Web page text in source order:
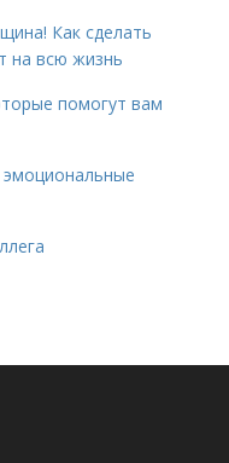
Как сделать
на всю жизнь
помогут вам